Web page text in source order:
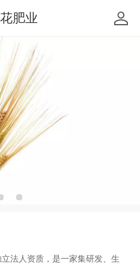
肥业
法人资质，是一家集研发、 生